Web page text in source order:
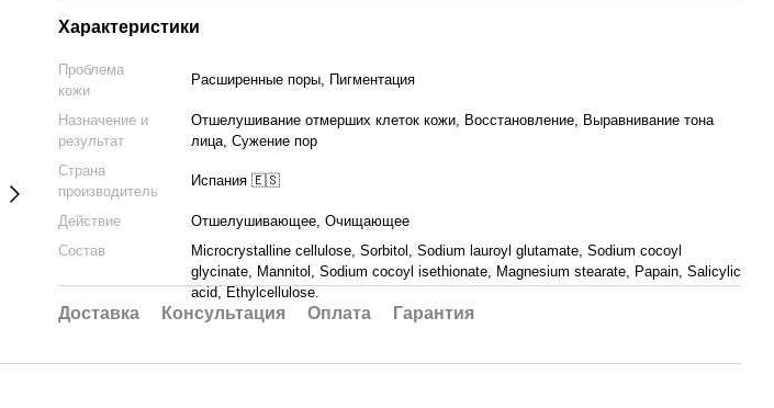
Характеристики
Проблема
кожи
Расширенные поры, Пигментация
Назначение и
результат
Отшелушивание отмерших клеток кожи, Восстановление, Выравнивание тона
лица, Сужение пор
Страна
производитель
Испания 🇪🇸
Действие
Отшелушивающее, Очищающее
Состав
Microcrystalline cellulose, Sorbitol, Sodium lauroyl glutamate, Sodium cocoyl
glycinate, Mannitol, Sodium cocoyl isethionate, Magnesium stearate, Papain, Salicylic
acid, Ethylcellulose.
Доставка Консультация Оплата Гарантия